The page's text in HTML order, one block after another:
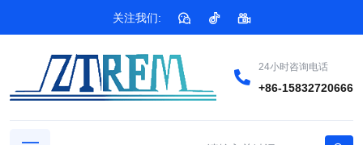
关注我们:
24小时咨询电话
+86-15832720666